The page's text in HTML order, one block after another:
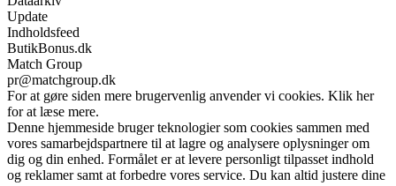
Update
Indholdsfeed
ButikBonus.dk
Match Group
pr@matchgroup.dk
For at gøre siden mere brugervenlig anvender vi cookies. Klik her
for at læse mere.
Denne hjemmeside bruger teknologier som cookies sammen med
vores samarbejdspartnere til at lagre og analysere oplysninger om
dig og din enhed. Formålet er at levere personligt tilpasset indhold
og reklamer samt at forbedre vores service. Du kan altid justere dine